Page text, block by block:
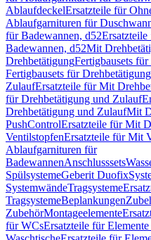
AblaufdeckelErsatzteile für
Ablaufgarnituren für
für Badewannen, d52
Badewannen, d52Mit
DrehbetätigungFertigbausets
Fertigbausets für Drehbetätigung
ZulaufErsatzteile für Mit
für Drehbetätigung und Zulauf
Drehbetätigung und ZulaufMit
PushControlErsatzteile für Mit
VentilstopfenErsatzteile für Mit
Ablaufgarnituren für
BadewannenAnschlusssets
SpülsystemeGeberit Duofix
SystemwändeTragsysteme
TragsystemeBeplankungen
ZubehörMontageelemente
für WCsErsatzteile für